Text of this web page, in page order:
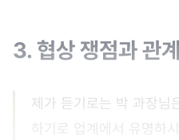
3. 협상 쟁점과 관
제가 듣기로는 박 과장님
하기로 업계에서 유명하